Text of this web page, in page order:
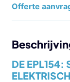
Offerte
DE EPL154: